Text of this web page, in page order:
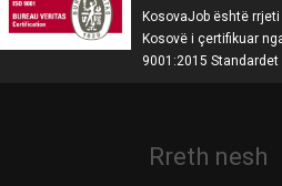
KosovaJob është
Kosovë i çertifikuar
9001:2015
Rreth nesh